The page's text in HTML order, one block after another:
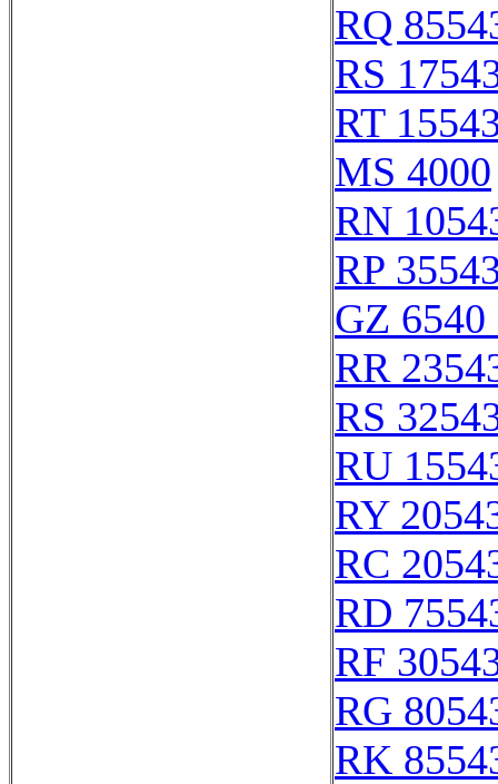
RQ
RS
RT
MS 4000
RN
RP
GZ
RR
RS
RU
RY
RC
RD
RF
RG
RK